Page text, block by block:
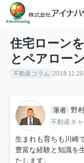
住宅ローン
とペアローン
不動産コラム 2018.11.20
筆者 野
不動産キ
生まれも育ちも川崎
豊富な経験と知識を
たします。